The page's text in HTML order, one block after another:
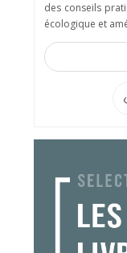
des conseils
écologique et